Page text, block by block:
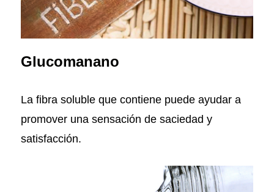
Glucomanano
La fibra soluble que contiene puede ayudar a
promover una sensación de saciedad y
satisfacción.